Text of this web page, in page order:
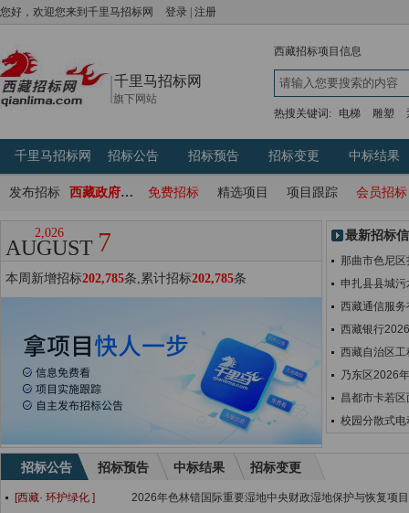
您好，欢迎您来到千里马招标网 登录 注册
千里马招标网
旗下网站
西藏招标项目信息
热搜关键词: 电梯 雕塑
千里马招标网 招标公告 招标预告 招标变更 中标结果
发布招标 西藏政府采购网 免费招标 精选项目 项目跟踪 会员招标
2,026
AUGUST 7
本周新增招标202,785条,累计招标202,785条
最新招标
那曲市色尼
申扎县县城
西藏通信服
西藏银行
西藏自治区
乃东区2026
昌都市卡若
校园分散式
招标公告 招标预告 中标结果 招标变更
[西藏· 环护绿化 ]
2026年色林错国际重要湿地中央财政湿地保护与恢复项